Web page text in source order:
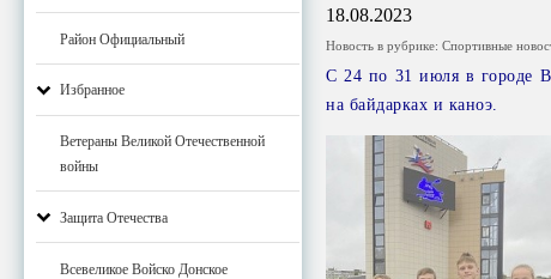
Район Официальный
Избранное
Ветераны Великой Отечественной
войны
Защита Отечества
Всевеликое Войско Донское
18.08.2023
Новость в рубрике:Спортивные
С 24 по 31 июля в городе
на байдарках и каноэ.